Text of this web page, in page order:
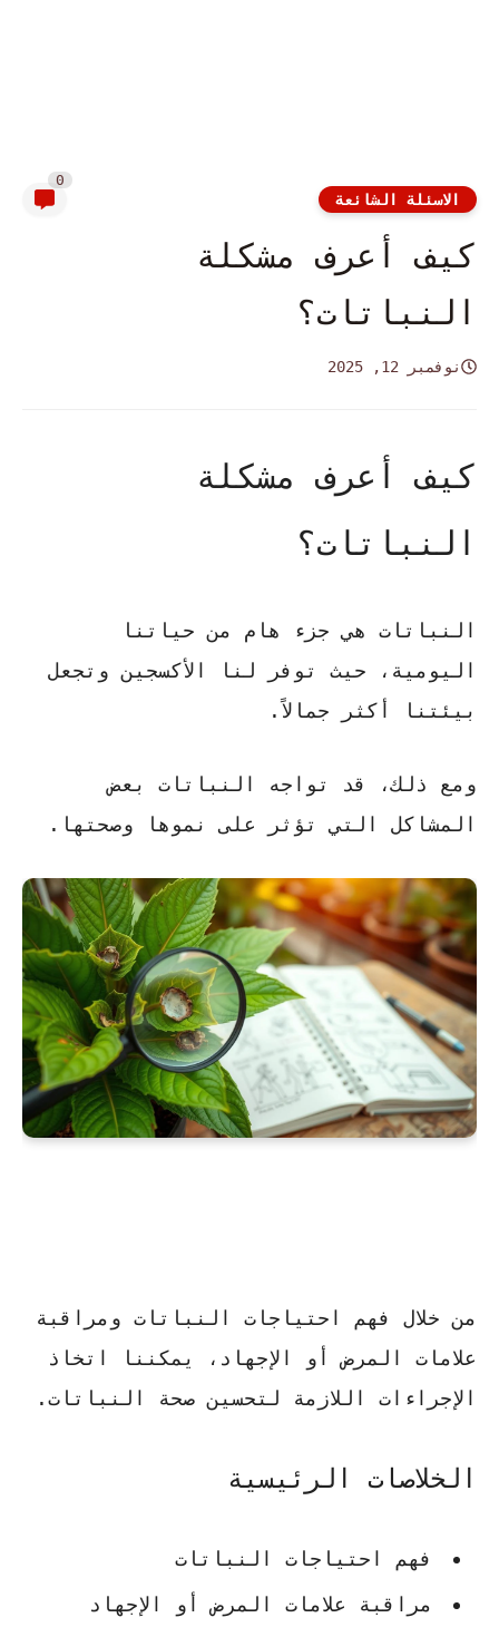
الاسئلة الشائعة
0
كيف أعرف مشكلة
النباتات؟
نوفمبر 12, 2025
كيف أعرف مشكلة
النباتات؟
النباتات هي جزء هام من حياتنا
اليومية، حيث توفر لنا الأكسجين وتجعل
بيئتنا أكثر جمالاً.
ومع ذلك، قد تواجه النباتات بعض
المشاكل التي تؤثر على نموها وصحتها.
من خلال فهم احتياجات النباتات ومراقبة
علامات المرض أو الإجهاد، يمكننا اتخاذ
الإجراءات اللازمة لتحسين صحة النباتات.
الخلاصات الرئيسية
فهم احتياجات النباتات
مراقبة علامات المرض أو الإجهاد